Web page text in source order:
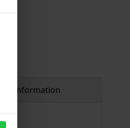
information